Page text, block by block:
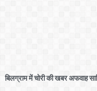
बिलग्राम में चोरी की खबर अफवाह